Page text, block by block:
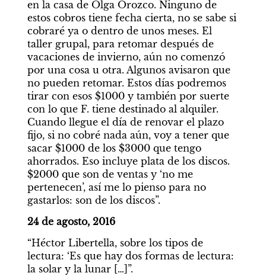
en la casa de Olga Orozco. Ninguno de
estos cobros tiene fecha cierta, no se sabe si
cobraré ya o dentro de unos meses. El
taller grupal, para retomar después de
vacaciones de invierno, aún no comenzó
por una cosa u otra. Algunos avisaron que
no pueden retomar. Estos días podremos
tirar con esos $1000 y también por suerte
con lo que F. tiene destinado al alquiler.
Cuando llegue el día de renovar el plazo
fijo, si no cobré nada aún, voy a tener que
sacar $1000 de los $3000 que tengo
ahorrados. Eso incluye plata de los discos.
$2000 que son de ventas y ‘no me
pertenecen’, así me lo pienso para no
gastarlos: son de los discos”.
24 de agosto, 2016
“Héctor Libertella, sobre los tipos de
lectura: ‘Es que hay dos formas de lectura:
la solar y la lunar […]”.